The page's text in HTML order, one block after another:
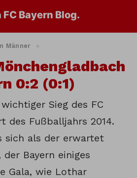
FC Bayern Blog.
Männer »
0:2 (0:1)
Sieg des FC
des Fußballjahrs 2014.
sich als der erwartet
der Bayern einiges
Gala, wie Lothar